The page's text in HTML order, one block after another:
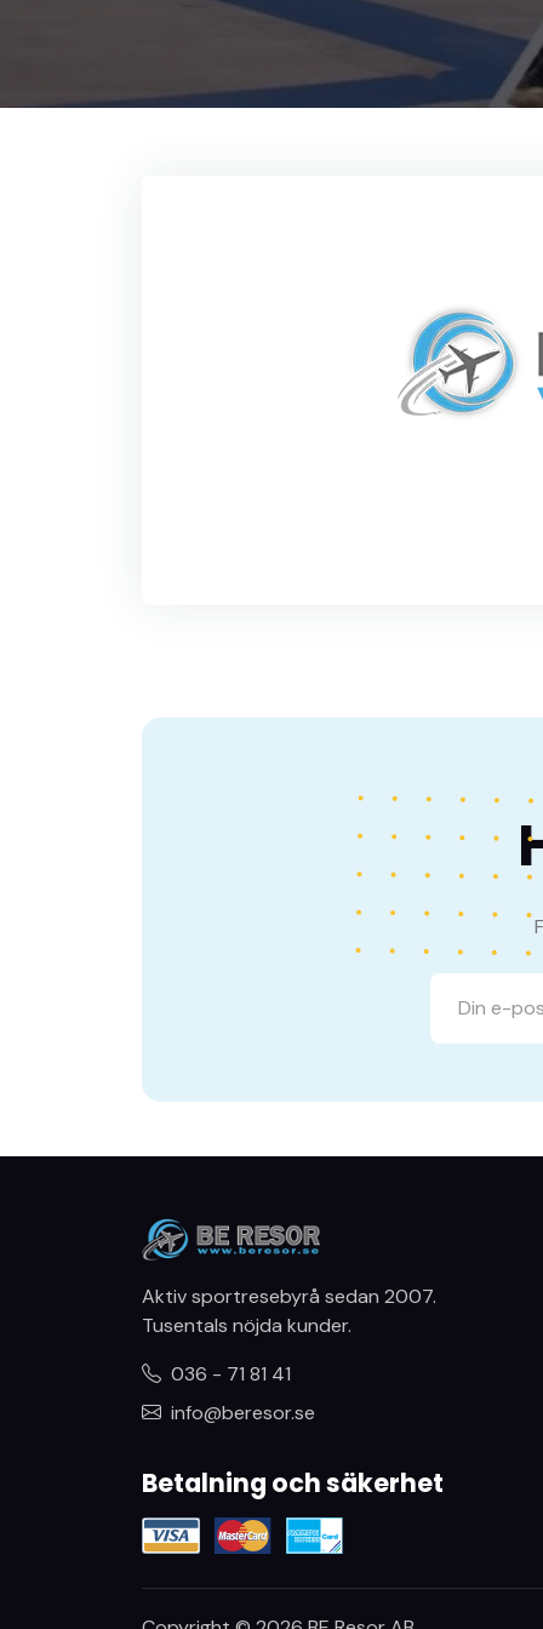
Aktiv sportresebyrå sedan 2007.
Tusentals nöjda kunder.
036 - 71 81 41
info@beresor.se
Betalning och säkerhet